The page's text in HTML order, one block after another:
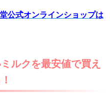
公式オンラインショップは
ルクを最安値で買え